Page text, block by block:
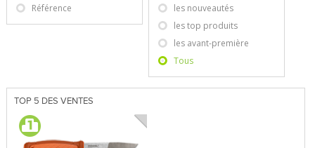
Référence
les nouveautés
les top produits
les avant-première
Tous
TOP 5 DES VENTES